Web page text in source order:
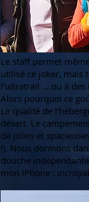
Le staff permet
utilisé ce joker, mais
l’ultratrail … ou à des
Alors pourquoi ce
La qualité de
désert. Le
de jolies et
!). Nous dormons
douche
mon IPhone :